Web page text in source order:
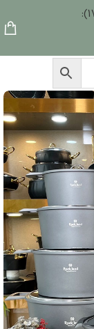
پشتیبانی میمو فقط در پیامرسان بله (9الی17):